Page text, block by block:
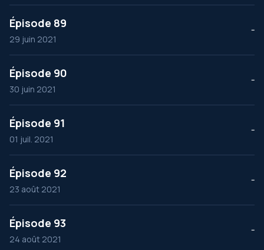
Épisode 89
29 juin 2021
--
Épisode 90
30 juin 2021
--
Épisode 91
01 juil. 2021
--
Épisode 92
23 août 2021
--
Épisode 93
24 août 2021
--